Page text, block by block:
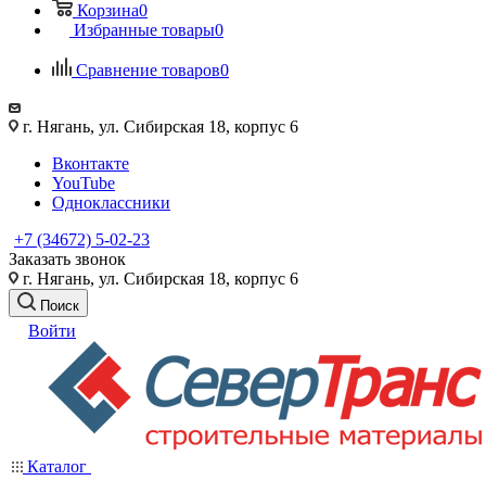
Корзина0
Избранные товары0
Сравнение товаров0
г. Нягань, ул. Сибирская 18, корпус 6
Вконтакте
YouTube
Одноклассники
+7 (34672) 5-02-23
Заказать звонок
г. Нягань, ул. Сибирская 18, корпус 6
Поиск
Войти
Каталог